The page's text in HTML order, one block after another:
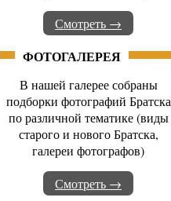
Смотреть →
ФОТОГАЛЕРЕЯ
В нашей галерее собраны
подборки фотографий Братска
по различной тематике (виды
старого и нового Братска,
галереи фотографов)
Смотреть →